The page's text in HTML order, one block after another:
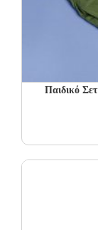
Παιδικό